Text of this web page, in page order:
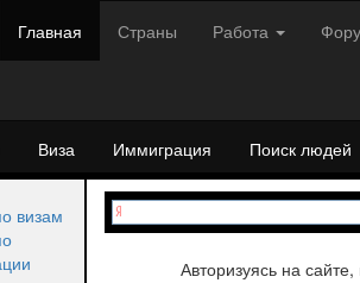
Главная Страны Работа
Виза Иммиграция Поиск людей
визам
Авторизуясь на